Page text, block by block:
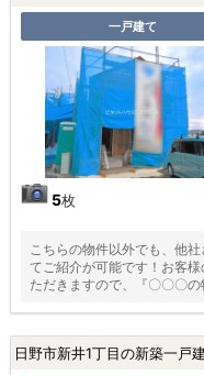
一戸建て
5枚
こちらの物件以外でも、他
てご紹介が可能です！お客
ただきますので、『〇〇〇
日野市新井1丁目の新築一戸